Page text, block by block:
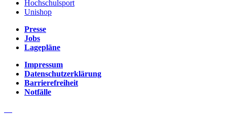
Hochschulsport
Unishop
Presse
Jobs
Lagepläne
Impressum
Datenschutzerklärung
Barrierefreiheit
Notfälle